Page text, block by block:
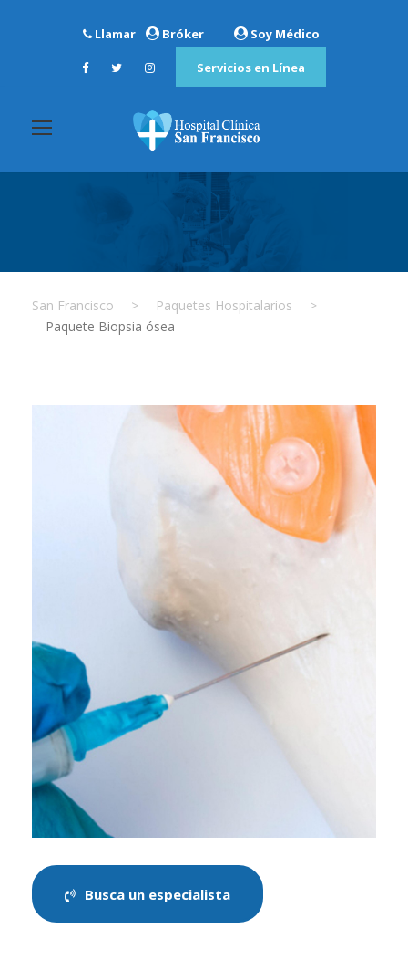
Llamar Bróker Soy Médico
Servicios en Línea
San Francisco > Paquetes Hospitalarios
>
Paquete Biopsia ósea
Busca un especialista